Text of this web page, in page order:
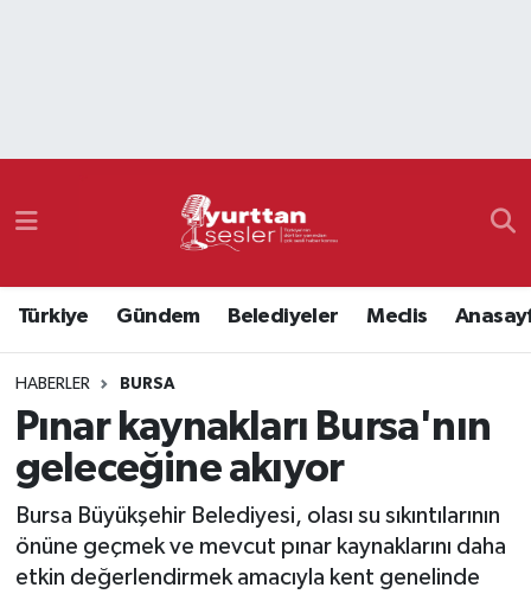
Türkiye Gündem Belediyeler Meclis
HABERLER BURSA
Pınar kaynakları Bursa'nın
geleceğine akıyor
Bursa Büyükşehir Belediyesi, olası su sıkıntılarının
önüne geçmek ve mevcut pınar kaynaklarını daha
etkin değerlendirmek amacıyla kent genelinde
Namaz Vakitleri
Süper Lig Puan Durumu ve Fikstür
Tüm Manşetler
Son Dakika Haberleri
Haber Arşivi